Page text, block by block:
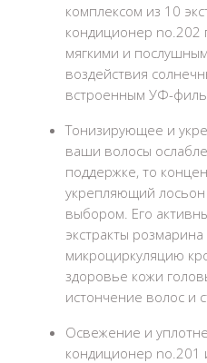
комплексом из 10
кондиционер no.202
мягкими и
воздействия
встроенным УФ-
Тонизирующее и
ваши волосы
поддержке, то
укрепляющий
выбором. Его
экстракты
микроциркуляцию
здоровье кожи
истончение волос и
Освежение и
кондиционер no.201